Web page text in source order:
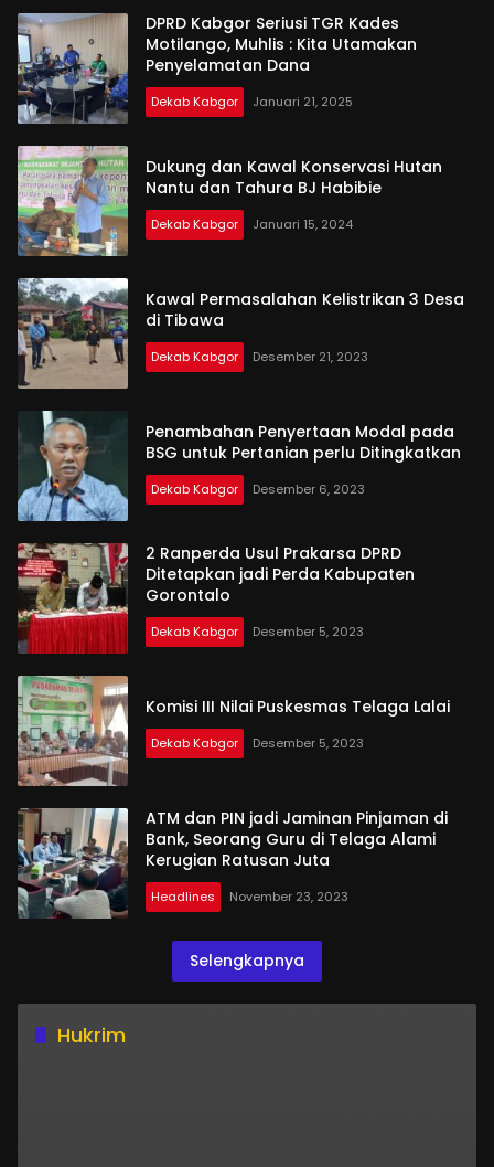
DPRD Kabgor Seriusi TGR Kades
Motilango, Muhlis : Kita Utamakan
Penyelamatan Dana
Dekab Kabgor Januari 21, 2025
Dukung dan Kawal Konservasi Hutan
Nantu dan Tahura BJ Habibie
Dekab Kabgor Januari 15, 2024
Kawal Permasalahan Kelistrikan 3 Desa
di Tibawa
Dekab Kabgor Desember 21, 2023
Penambahan Penyertaan Modal pada
BSG untuk Pertanian perlu Ditingkatkan
Dekab Kabgor Desember 6, 2023
2 Ranperda Usul Prakarsa DPRD
Ditetapkan jadi Perda Kabupaten
Gorontalo
Dekab Kabgor Desember 5, 2023
Komisi III Nilai Puskesmas Telaga Lalai
Dekab Kabgor Desember 5, 2023
ATM dan PIN jadi Jaminan Pinjaman di
Bank, Seorang Guru di Telaga Alami
Kerugian Ratusan Juta
Headlines November 23, 2023
Selengkapnya
Hukrim